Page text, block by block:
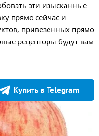
эти изысканные
прямо сейчас и
привезенных прямо
рецепторы будут вам
Купить в Telegram